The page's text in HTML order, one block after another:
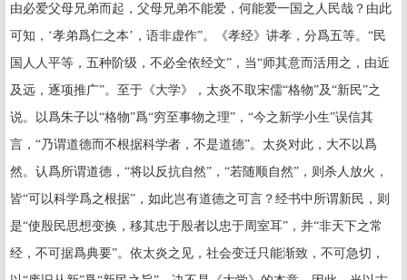
由必爱父母兄弟而起，父母兄弟不能爱，何能爱一国之人民哉？由此
可知，‘孝弟爲仁之本’，语非虚作”。《孝经》讲孝，分爲五等。“民
国人人平等，五种阶级，不必全依经文”，当“师其意而活用之，由近
及远，逐项推广”。至于《大学》，太炎不取宋儒“格物”及“新民”之
说。以爲朱子以“格物”爲“穷至事物之理”，“今之新学小生”误信其
言，“乃谓道德而不根据科学者，不是道德”。太炎对此，大不以爲
然。认爲所谓道德，“将以反抗自然”，“若随顺自然”，则杀人放火，
皆“可以科学爲之根据”，如此岂有道德之可言？经书中所谓新民，则
是“使殷民思想变换，移其忠于殷者以忠于周室耳”，并“非天下之常
经，不可据爲典要”。依太炎之见，社会变迁只能渐致，不可急切，